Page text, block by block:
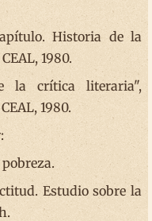
Historia de la
1980.
la crítica literaria",
1980.
Estudio sobre la